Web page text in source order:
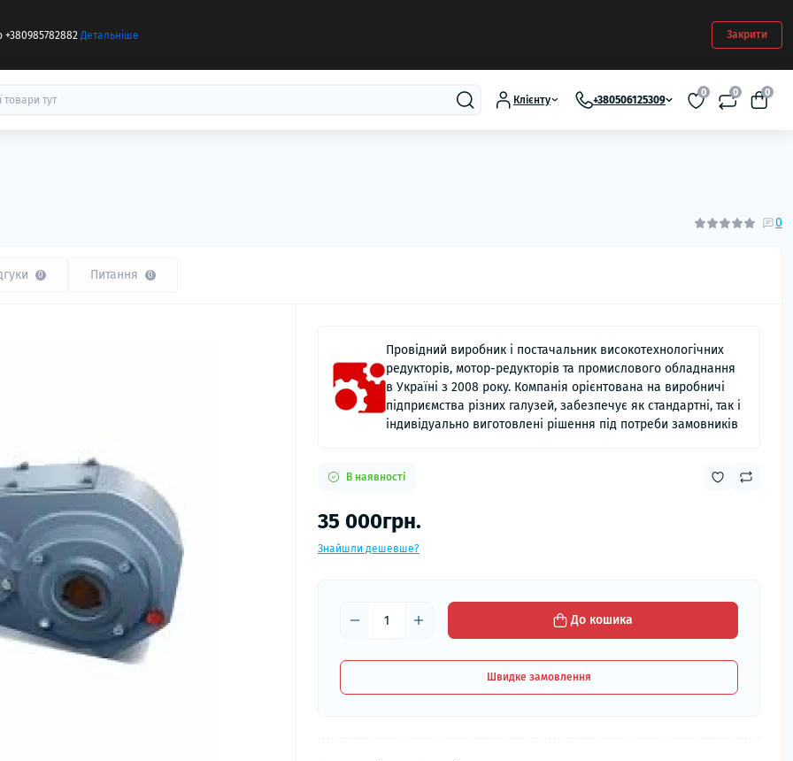
+380985782882 Детальніше Закрити
Клієнту +380506125309
0 0 0
0
0 Питання 0
Провідний виробник і постачальник високотехнологічних
редукторів, мотор-редукторів та промислового обладнання
в Україні з 2008 року. Компанія орієнтована на виробничі
підприємства різних галузей, забезпечує як стандартні, так і
індивідуально виготовлені рішення під потреби замовників
В наявності
35 000грн.
Знайшли дешевше?
До кошика
Швидке замовлення